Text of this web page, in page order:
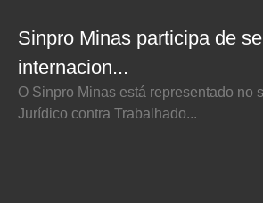
Sinpro Minas participa de
internacion...
O Sinpro Minas está representado no
Jurídico contra Trabalhado...